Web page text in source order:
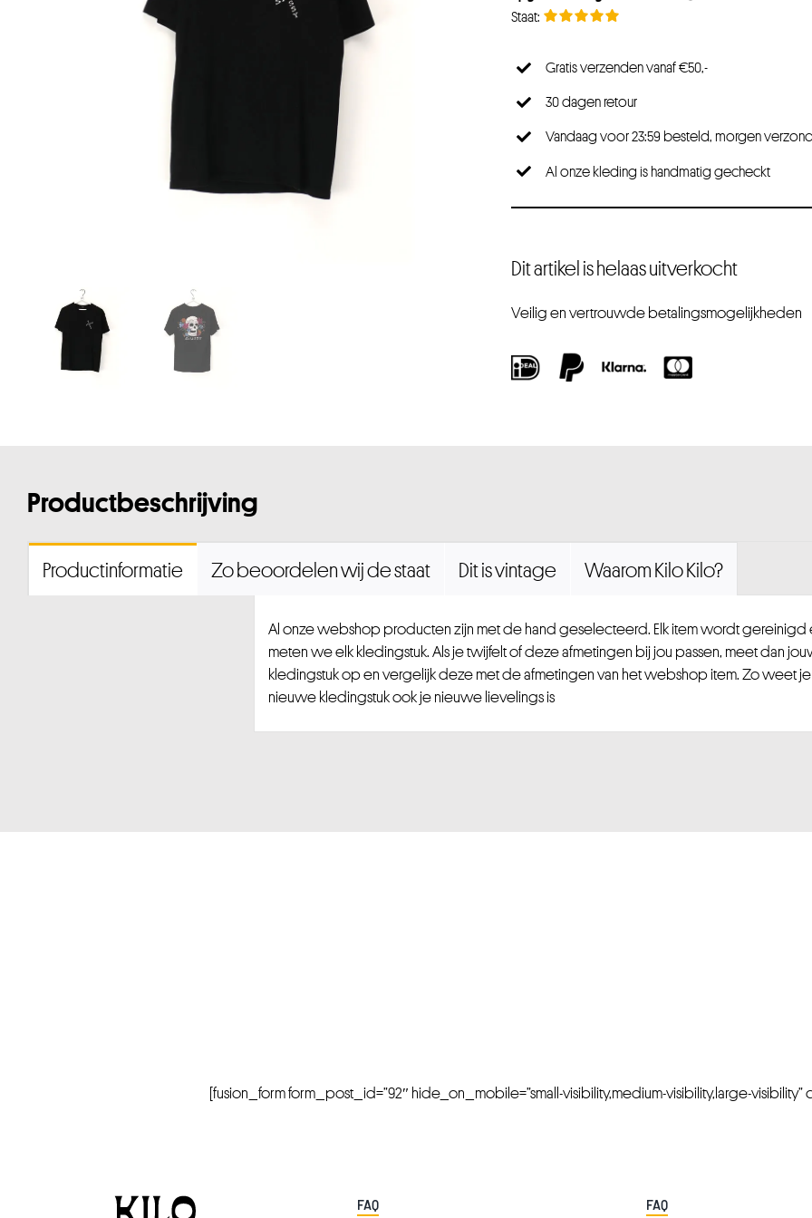
Gratis verzenden vanaf €50,-
30 dagen retour
Vandaag voor 23:59 besteld, morgen
Al onze kleding is handmatig gecheckt
Dit artikel is helaas uitverkocht
Veilig en vertrouwde betalingsmogelijkheden
Productbeschrijving
Productinformatie Zo beoordelen wij de staat Dit is vintage Waarom Kilo Kilo?
Al onze webshop producten zijn met de hand geselecteerd. Elk item wordt gereinigd
meten we elk kledingstuk. Als je twijfelt of deze afmetingen bij jou passen, meet dan
kledingstuk op en vergelijk deze met de afmetingen van het webshop item. Zo weet
nieuwe kledingstuk ook je nieuwe lievelings is
[fusion_form form_post_id=”92″ hide_on_mobile=”small-visibility,medium-visibility,large-visibility”
FAQ FAQ